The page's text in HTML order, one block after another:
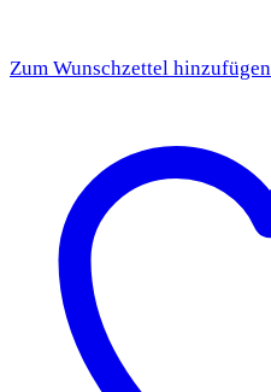
Zum Wunschzettel hinzufügen